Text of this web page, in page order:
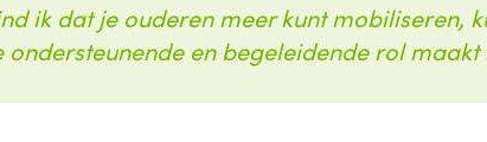
ik dat je ouderen meer kunt mobiliseren,
en begeleidende rol